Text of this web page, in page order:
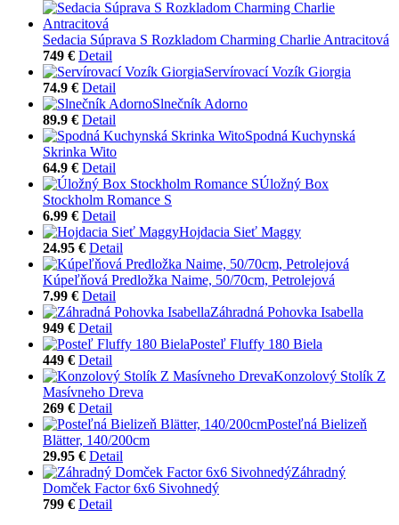
Sedacia Súprava S Rozkladom Charming Charlie Antracitová
749 € Detail
Servírovací Vozík Giorgia
74.9 € Detail
Slnečník Adorno
89.9 € Detail
Spodná Kuchynská
Skrinka Wito
64.9 € Detail
Úložný Box
Stockholm Romance S
6.99 € Detail
Hojdacia Sieť Maggy
24.95 € Detail
Kúpeľňová Predložka Naime, 50/70cm, Petrolejová
7.99 € Detail
Záhradná Pohovka Isabella
949 € Detail
Posteľ Fluffy 180 Biela
449 € Detail
Konzolový Stolík Z
Masívneho Dreva
269 € Detail
Posteľná Bielizeň
Blätter, 140/200cm
29.95 € Detail
Záhradný
Domček Factor 6x6 Sivohnedý
799 € Detail